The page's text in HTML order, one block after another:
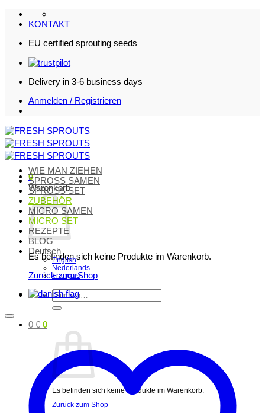
Zum
Inhalt
KONTAKT
EU certified sprouting seeds
Delivery in 3-6 business days
Anmelden / Registrieren
0
Warenkorb
Es befinden sich keine Produkte im Warenkorb.
Zurück zum Shop
Suchen
nach:
0 € 0
Es befinden sich keine Produkte im Warenkorb.
Zurück zum Shop
WIE MAN ZIEHEN
SPROSS SAMEN
SPROSS SET
ZUBEHÖR
MICRO SAMEN
MICRO SET
REZEPTE
BLOG
Deutsch
English
Nederlands
Français